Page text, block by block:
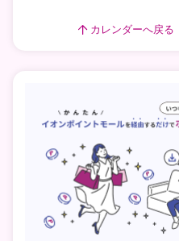
カレンダーへ戻る